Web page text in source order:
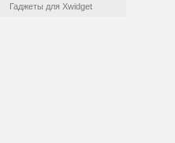
Гаджеты для Xwidget